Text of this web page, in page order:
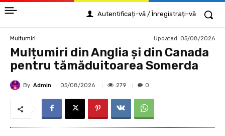
Autentificați-vă / Înregistrați-vă
Multumiri Updated: 05/08/2026
Mulțumiri din Anglia și din Canada
pentru tămăduitoarea Somerda
By Admin 05/08/2026 279 0